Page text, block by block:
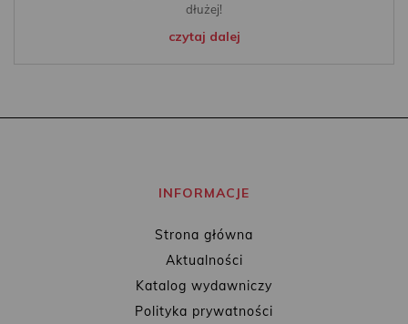
dłużej!
czytaj dalej
INFORMACJE
Strona główna
Aktualności
Katalog wydawniczy
Polityka prywatności